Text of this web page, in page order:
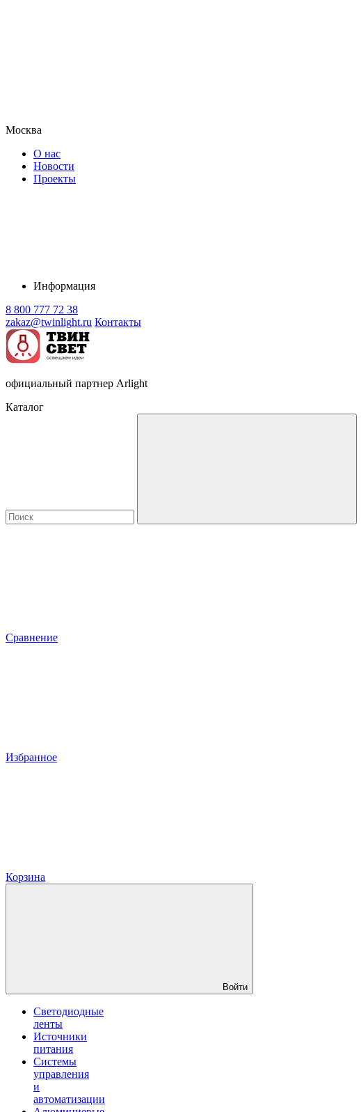
Москва
О нас
Новости
Проекты
Информация
8 800 777 72 38
zakaz@twinlight.ru Контакты
официальный партнер Arlight
Каталог
Сравнение
Избранное
Корзина
Войти
Светодиодные
ленты
Источники
питания
Системы
управления
и
автоматизации